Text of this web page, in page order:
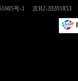
号-1
京B2-20201853